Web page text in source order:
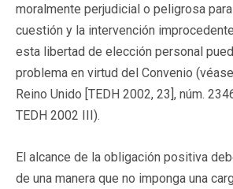
moralmente perjudicial o peligrosa
cuestión y la intervención
esta libertad de elección personal
problema en virtud del Convenio
Reino Unido [TEDH 2002, 23], núm.
TEDH 2002 III).
El alcance de la obligación positiva
de una manera que no imponga una